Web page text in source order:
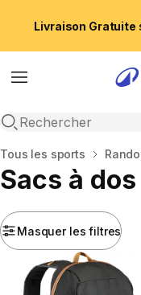
Livraison Gratuite
Menu
Recherche ouverte
Accueil
Tous les sports
Sacs à
Masquer les filtres